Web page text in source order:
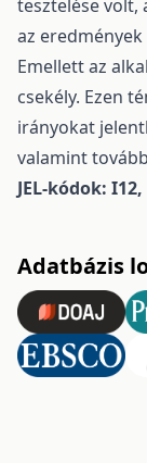
tesztelése volt,
az
Emellett az
csekély. Ezen
irányokat
valamint
JEL-kódok: I12,
Adatbázis